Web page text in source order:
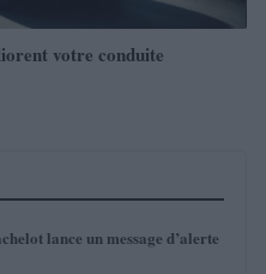
votre conduite
lance un message d’alerte